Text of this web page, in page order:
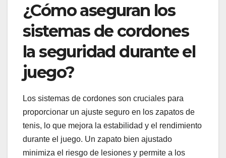
¿Cómo aseguran los
sistemas de cordones
la seguridad durante el
juego?
Los sistemas de cordones son cruciales para
proporcionar un ajuste seguro en los zapatos de
tenis, lo que mejora la estabilidad y el rendimiento
durante el juego. Un zapato bien ajustado
minimiza el riesgo de lesiones y permite a los